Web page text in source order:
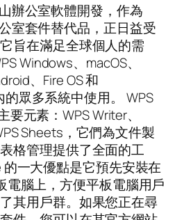
辦公室軟體開發，作為
室套件替代品，正日益受
旨在滿足全球個人的需
Windows、macOS、
、Fire OS 和
的眾多系統中使用。 WPS
要元素：WPS Writer、
Sheets，它們為文件製
格管理提供了全面的工
的一大優點是它預先安裝在
電腦上，方便平板電腦用戶
其用戶群。如果您正在尋